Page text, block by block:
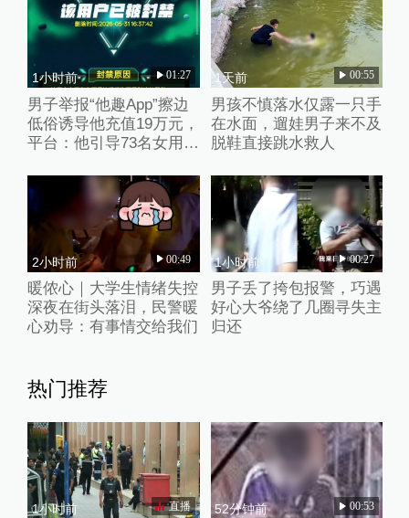
1小时前 01:27
男子举报“他趣App”擦边
低俗诱导他充值19万元，
平台：他引导73名女用户
1天前 00:55
男孩不慎落水仅露一只手
在水面，遛娃男子来不及
脱鞋直接跳水救人
2小时前 00:49
暖侬心｜大学生情绪失控
深夜在街头落泪，民警暖
心劝导：有事情交给我们
1小时前 00:27
男子丢了挎包报警，巧遇
好心大爷绕了几圈寻失主
归还
热门推荐
1小时前 直播 52分钟前 00:53